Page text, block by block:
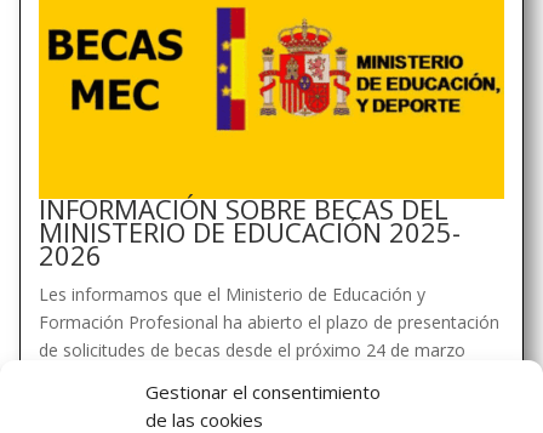
Gestionar el consentimiento
de las cookies
INFORMACIÓN SOBRE BECAS DEL
MINISTERIO DE EDUCACIÓN 2025-
2026
Les informamos que el Ministerio de Educación y
Formación Profesional ha abierto el plazo de presentación
de solicitudes de becas desde el próximo 24 de marzo
mayo (miércoles) a las 15:00 hora peninsular. Toda...